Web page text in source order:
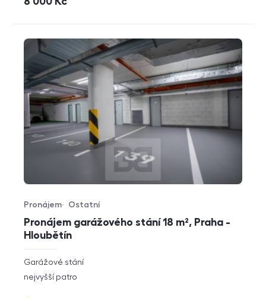
Pronájem garážového stání 18 m², Praha -
Hloubětín
Typ nabídky
Pronájem
Typ nemovitosti
Ostatní
rozměry
dispozice
Garážové stání
funkce
nejvyšší patro